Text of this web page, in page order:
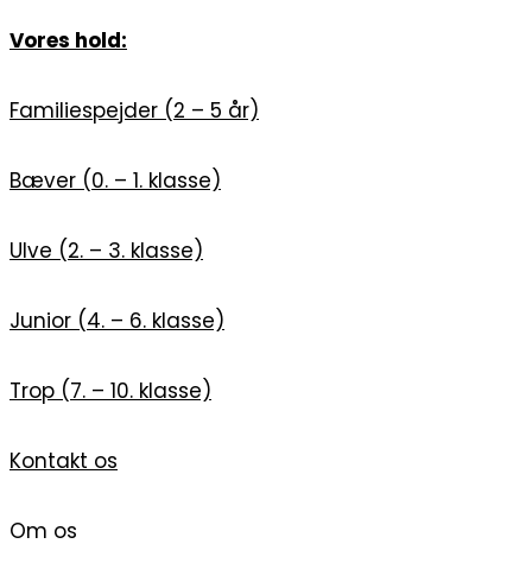
Vores hold:
Familiespejder (2 – 5 år)
Bæver (0. – 1. klasse)
Ulve (2. – 3. klasse)
Junior (4. – 6. klasse)
Trop (7. – 10. klasse)
Kontakt os
Om os